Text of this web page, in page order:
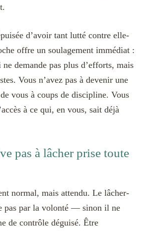
d’avoir tant lutté contre elle-
offre un soulagement immédiat :
demande pas plus d’efforts, mais
Vous n’avez pas à devenir une
vous à coups de discipline. Vous
à ce qui, en vous, sait déjà
pas à lâcher prise toute
normal, mais attendu. Le lâcher-
pas par la volonté — sinon il ne
de contrôle déguisé. Être